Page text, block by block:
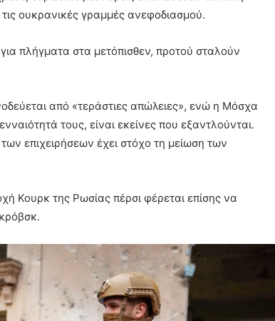
ουκρανικές γραμμές ανεφοδιασμού.
πλήγματα στα μετόπισθεν, προτού σταλούν
από «τεράστιες απώλειες», ενώ η Μόσχα
τους, είναι εκείνες που εξαντλούνται.
επιχειρήσεων έχει στόχο τη μείωση των
Κουρκ της Ρωσίας πέρσι φέρεται επίσης να